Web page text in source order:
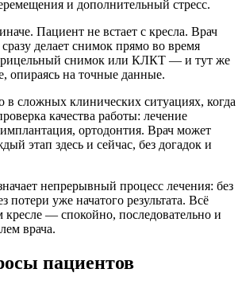
и дополнительный стресс.
Пациент не встает с кресла. Врач
делает снимок прямо во время
снимок или КЛКТ — и тут же
опираясь на точные данные.
в сложных клинических ситуациях, когда
качества работы: лечение
ортодонтия. Врач может
этап здесь и сейчас, без догадок и
непрерывный процесс лечения: без
потери уже начатого результата. Всё
кресле — спокойно, последовательно и
врача.
пациентов